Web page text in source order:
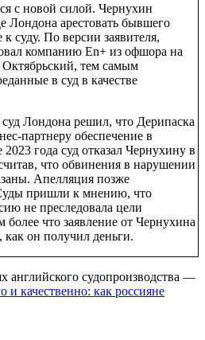
с новой силой. Чернухин
Лондона арестовать бывшего
суду. По версии заявителя,
компанию En+ из офшора на
Октябрьский, тем самым
в суд в качестве
Лондона решил, что Дерипаска
партнеру обеспечение в
года суд отказал Чернухину в
что обвинения в нарушении
Апелляция позже
пришли к мнению, что
не преследовала цели
более что заявление от Чернухина
как он получил деньги.
английского судопроизводства —
и качественно: как россияне